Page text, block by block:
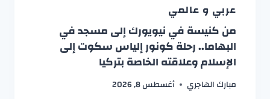
عربي و عالمي
من كنيسة في نيويورك إلى مسجد في
البهاما.. رحلة كونور إلياس سكوت إلى
الإسلام وعلاقته الخاصة بتركيا
مبارك الهاجري أغسطس 8, 2026